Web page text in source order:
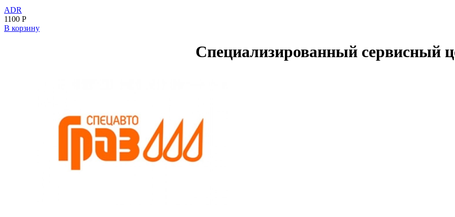
ADR
1100 Р
В корзину
Специализированный сервисный